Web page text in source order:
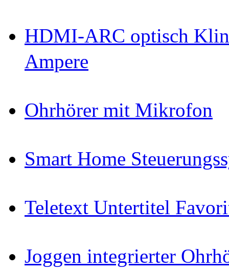
HDMI-ARC optisch
Ampere
Ohrhörer mit Mikrofon
Smart Home
Teletext Untertitel
Joggen integrierter